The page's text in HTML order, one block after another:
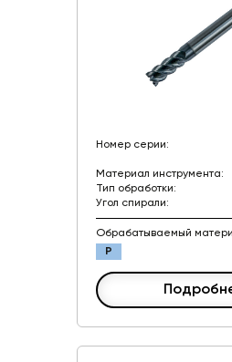
Номер серии:
Материал инструмента:
Тип обработки:
Угол спирали:
Обрабатываемый
P